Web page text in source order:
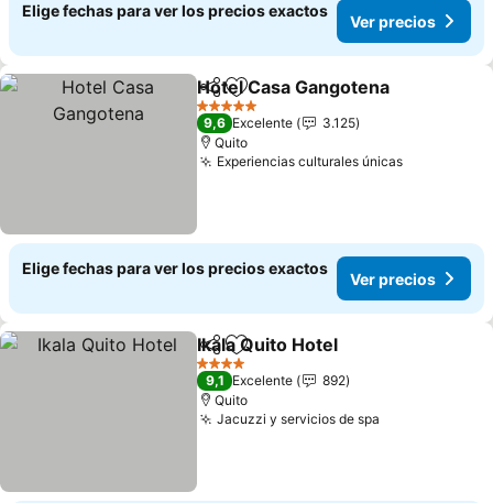
Elige fechas para ver los precios exactos
Ver precios
CompartirAgregar a favoritos
Hotel Casa Gangotena
5 Estrellas
9,6 Excelente
3.125
Quito
Experiencias culturales únicas
Elige fechas para ver los precios exactos
Ver precios
CompartirAgregar a favoritos
Ikala Quito Hotel
4 Estrellas
9,1 Excelente
892
Quito
Jacuzzi y servicios de spa